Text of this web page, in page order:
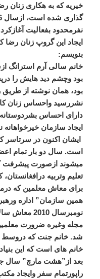
خیریه که به هکاری زنان
نفرمحدود بفعالیت
ایجاد این گروپ زنان
بنویسم:
خانم سالی آرم استرانگ
بود وچشم دید هایش را
بود، همان نوشته از طریق
نشررسید واحساس زنان
دارای احساس بشردوستانه
ایجاد سازمان
ایشان اکنون در سرتاسر
میشوند ازصورت پیشرفت
تعلیم وتربیه
برای معاش معلمین که
همین سازمان” اداره
نومبرسال
مجله وغیره ضرورت
شد. خانم جنت که دروسط
خانم های است که این
بعد از”هشت مارچ” سال
راپورتمام سفر وایجاد